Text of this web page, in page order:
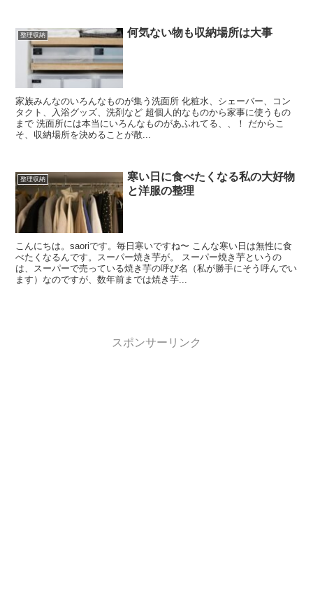
整理収納 何気ない物も収納場所は大事
家族みんなのいろんなものが集う洗面所 化粧水、シェーバー、コン
タクト、入浴グッズ、洗剤など 超個人的なものから家事に使うもの
まで 洗面所には本当にいろんなものがあふれてる、、！ だからこ
そ、収納場所を決めることが散...
整理収納
寒い日に食べたくなる私の大好物
と洋服の整理
こんにちは。saoriです。毎日寒いですね〜 こんな寒い日は無性に食
べたくなるんです。スーパー焼き芋が。 スーパー焼き芋というの
は、スーパーで売っている焼き芋の呼び名（私が勝手にそう呼んでい
ます）なのですが、数年前までは焼き芋...
スポンサーリンク